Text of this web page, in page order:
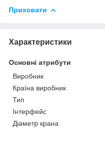
Приховати
Характеристики
Основні атрибути
Виробник
Країна виробник
Тип
Інтерфейс
Діаметр крана